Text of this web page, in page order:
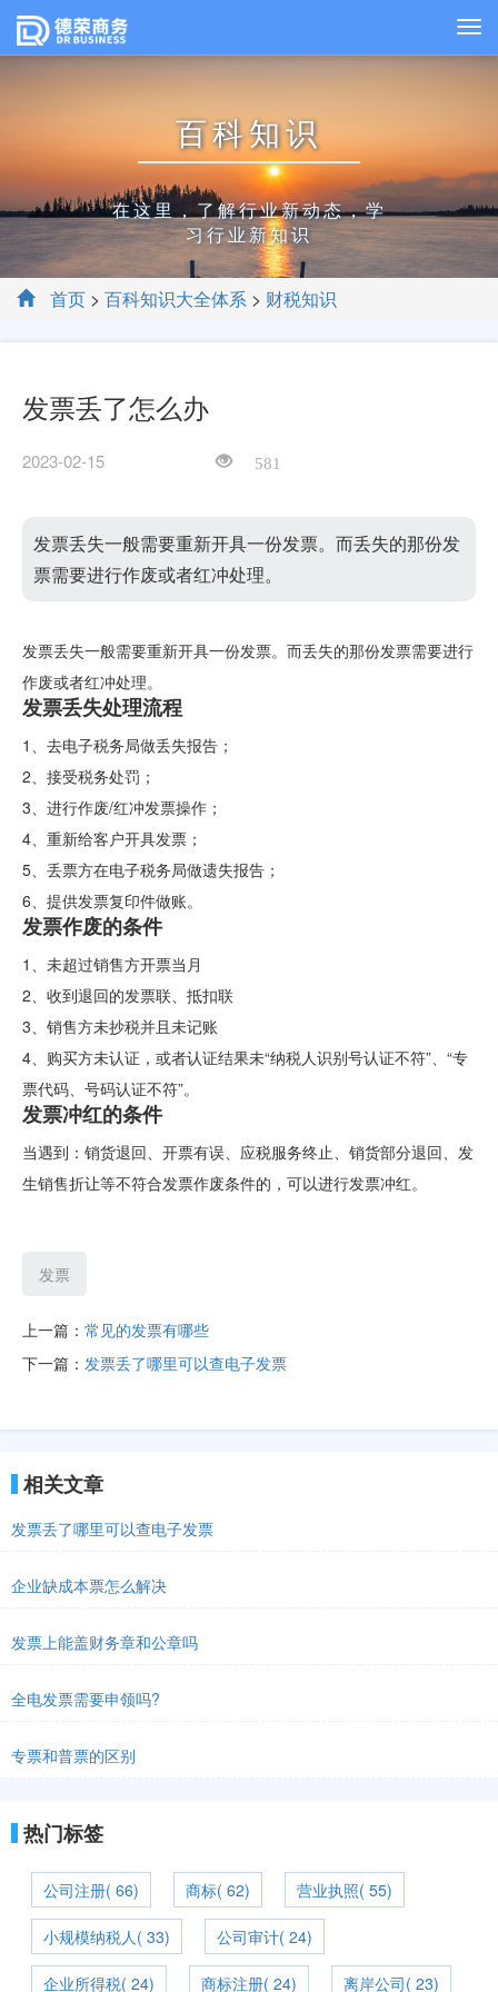
百科知识
在这里，了解行业新动态，学
习行业新知识
首页 > 百科知识大全体系 > 财税知识
发票丢了怎么办
2023-02-15 581
发票丢失一般需要重新开具一份发票。而丢失的那份发
票需要进行作废或者红冲处理。
发票丢失一般需要重新开具一份发票。而丢失的那份发票需要进行
作废或者红冲处理。
发票丢失处理流程
1、去电子税务局做丢失报告；
2、接受税务处罚；
3、进行作废/红冲发票操作；
4、重新给客户开具发票；
5、丢票方在电子税务局做遗失报告；
6、提供发票复印件做账。
发票作废的条件
1、未超过销售方开票当月
2、收到退回的发票联、抵扣联
3、销售方未抄税并且未记账
4、购买方未认证，或者认证结果未“纳税人识别号认证不符”、“专
票代码、号码认证不符”。
发票冲红的条件
当遇到：销货退回、开票有误、应税服务终止、销货部分退回、发
生销售折让等不符合发票作废条件的，可以进行发票冲红。
发票
上一篇： 常见的发票有哪些
下一篇： 发票丢了哪里可以查电子发票
相关文章
发票丢了哪里可以查电子发票
企业缺成本票怎么解决
发票上能盖财务章和公章吗
全电发票需要申领吗?
专票和普票的区别
热门标签
公司注册( 66) 商标( 62) 营业执照( 55)
小规模纳税人( 33) 公司审计( 24)
企业所得税( 24) 商标注册( 24) 离岸公司( 23)